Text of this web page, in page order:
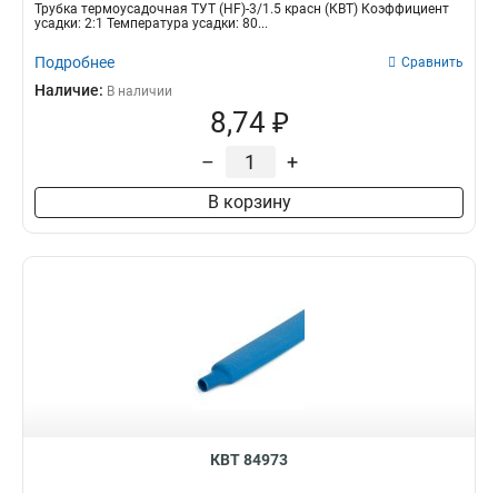
Трубка термоусадочная ТУТ (HF)-3/1.5 красн (КВТ) Коэффициент
усадки: 2:1 Температура усадки: 80...
Подробнее Сравнить
Наличие: В наличии
8,74 ₽
– +
В корзину
КВТ 84973